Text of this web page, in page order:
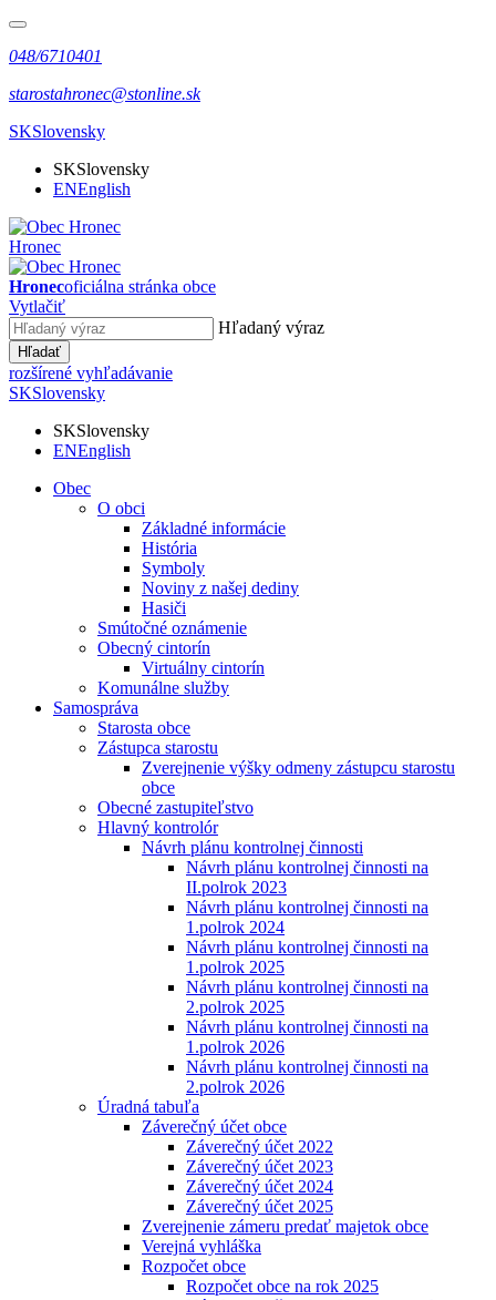
048/6710401
starostahronec@stonline.sk
SKSlovensky
SKSlovensky
ENEnglish
Hronec
Hronecoficiálna stránka obce
Vytlačiť
Hľadaný výraz
Hľadať
rozšírené vyhľadávanie
SKSlovensky
SKSlovensky
ENEnglish
Obec
O obci
Základné informácie
História
Symboly
Noviny z našej dediny
Hasiči
Smútočné oznámenie
Obecný cintorín
Virtuálny cintorín
Komunálne služby
Samospráva
Starosta obce
Zástupca starostu
Zverejnenie výšky odmeny zástupcu starostu
obce
Obecné zastupiteľstvo
Hlavný kontrolór
Návrh plánu kontrolnej činnosti
Návrh plánu kontrolnej činnosti na
II.polrok 2023
Návrh plánu kontrolnej činnosti na
1.polrok 2024
Návrh plánu kontrolnej činnosti na
1.polrok 2025
Návrh plánu kontrolnej činnosti na
2.polrok 2025
Návrh plánu kontrolnej činnosti na
1.polrok 2026
Návrh plánu kontrolnej činnosti na
2.polrok 2026
Úradná tabuľa
Záverečný účet obce
Záverečný účet 2022
Záverečný účet 2023
Záverečný účet 2024
Záverečný účet 2025
Zverejnenie zámeru predať majetok obce
Verejná vyhláška
Rozpočet obce
Rozpočet obce na rok 2025